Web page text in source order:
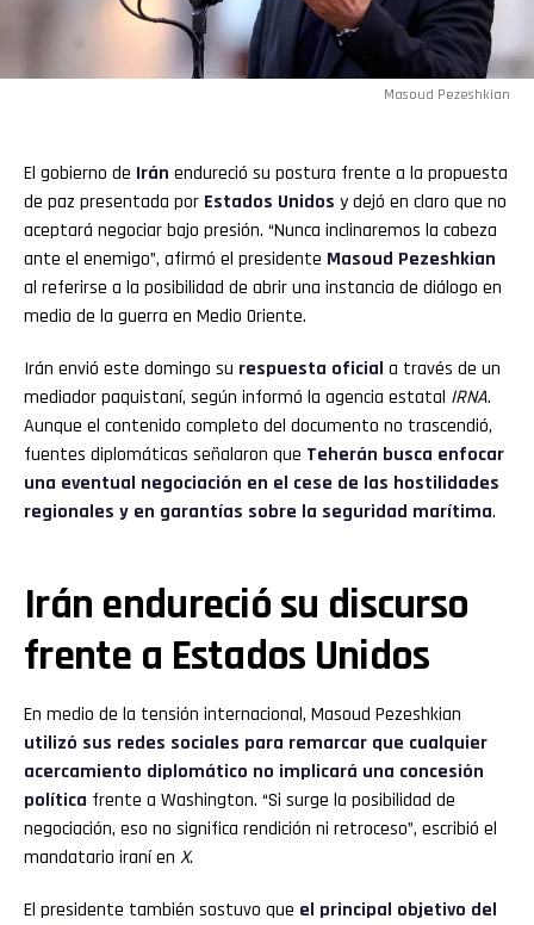
Masoud Pezeshkian
El gobierno de Irán endureció su postura frente a la propuesta
de paz presentada por Estados Unidos y dejó en claro que no
aceptará negociar bajo presión. “Nunca inclinaremos la cabeza
ante el enemigo”, afirmó el presidente Masoud Pezeshkian
al referirse a la posibilidad de abrir una instancia de diálogo en
medio de la guerra en Medio Oriente.
Irán envió este domingo su respuesta oficial a través de un
mediador paquistaní, según informó la agencia estatal IRNA.
Aunque el contenido completo del documento no trascendió,
fuentes diplomáticas señalaron que Teherán busca enfocar
una eventual negociación en el cese de las hostilidades
regionales y en garantías sobre la seguridad marítima.
Irán endureció su discurso
frente a Estados Unidos
En medio de la tensión internacional, Masoud Pezeshkian
utilizó sus redes sociales para remarcar que cualquier
acercamiento diplomático no implicará una concesión
política frente a Washington. “Si surge la posibilidad de
negociación, eso no significa rendición ni retroceso”, escribió el
mandatario iraní en X.
El presidente también sostuvo que el principal objetivo del
Flipboard